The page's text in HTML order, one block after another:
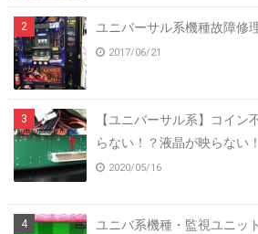
ユニバーサル系機種故障修
2017/06/21
【ユニバーサル系】コイン
らない！？液晶が映らない
2020/05/16
ユニバ系機種・監視ユニッ